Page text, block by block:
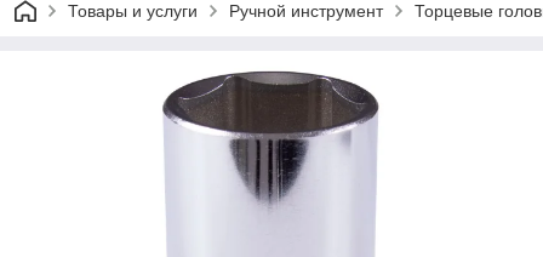
Товары и услуги Ручной инструмент Торцевые